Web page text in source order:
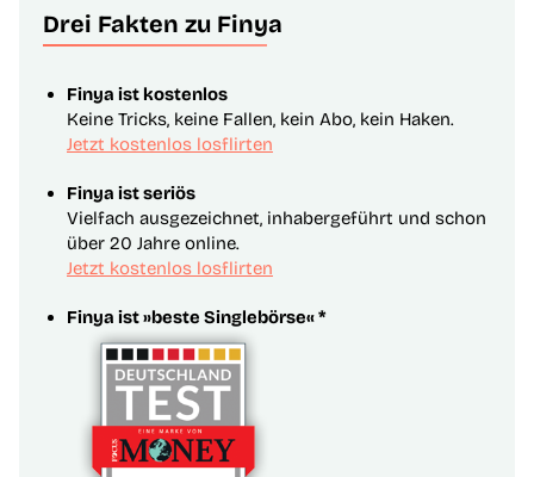
Drei Fakten zu Finya
Finya ist kostenlos
Keine Tricks, keine Fallen, kein Abo, kein Haken.
Jetzt kostenlos losflirten
Finya ist seriös
Vielfach ausgezeichnet, inhabergeführt und schon
über 20 Jahre online.
Jetzt kostenlos losflirten
Finya ist »beste Singlebörse« *